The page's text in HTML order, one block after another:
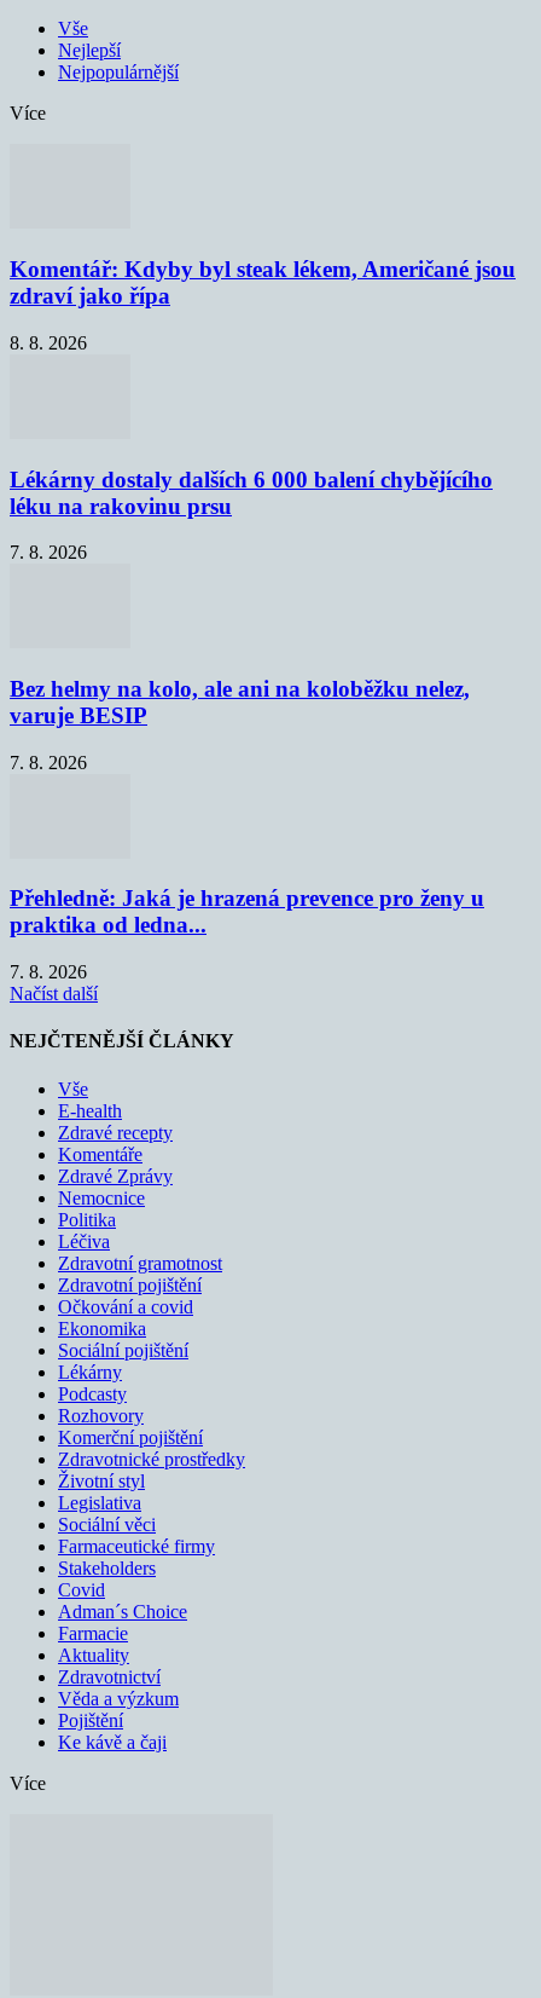
Vše
Nejlepší
Nejpopulárnější
Více
Komentář: Kdyby byl steak lékem, Američané jsou
zdraví jako řípa
8. 8. 2026
Lékárny dostaly dalších 6 000 balení chybějícího
léku na rakovinu prsu
7. 8. 2026
Bez helmy na kolo, ale ani na koloběžku nelez,
varuje BESIP
7. 8. 2026
Přehledně: Jaká je hrazená prevence pro ženy u
praktika od ledna...
7. 8. 2026
Načíst další
NEJČTENĚJŠÍ ČLÁNKY
Vše
E-health
Zdravé recepty
Komentáře
Zdravé Zprávy
Nemocnice
Politika
Léčiva
Zdravotní gramotnost
Zdravotní pojištění
Očkování a covid
Ekonomika
Sociální pojištění
Lékárny
Podcasty
Rozhovory
Komerční pojištění
Zdravotnické prostředky
Životní styl
Legislativa
Sociální věci
Farmaceutické firmy
Stakeholders
Covid
Adman´s Choice
Farmacie
Aktuality
Zdravotnictví
Věda a výzkum
Pojištění
Ke kávě a čaji
Více